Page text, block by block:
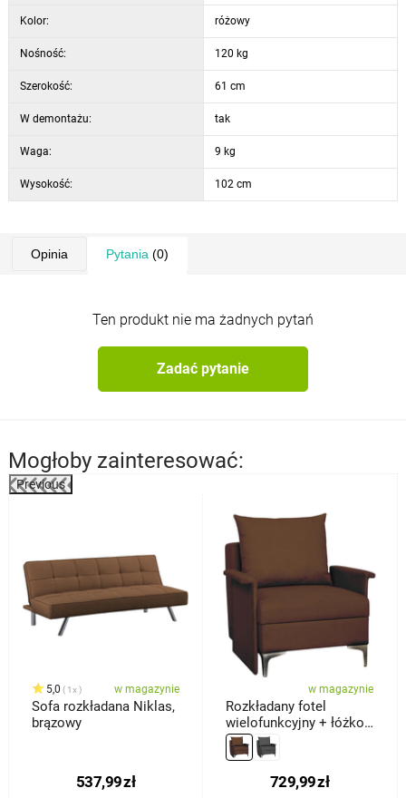
siedzisko pozwala na optymalne dostosowanie wysokości siedzenia
Głębokość siedziska
Regulowana wysokość siedziska43-52,5 cm
Średnica krzyżaka59 cm
Szerokość podłokietników
Kolor: różowy
Nośność: 120 kg
Szerokość: 61 cm
W demontażu: tak
Waga: 9 kg
Wysokość: 102 cm
Opinia Pytania (0)
Ten produkt nie ma żadnych pytań
Zadać pytanie
Mogłoby zainteresować:
Previous
5,0 1x w magazynie
Sofa rozkładana Niklas,
brązowy
537,99zł
w magazynie
Rozkładany fotel
wielofunkcyjny + łóżko
Baron, brązowy
729,99zł